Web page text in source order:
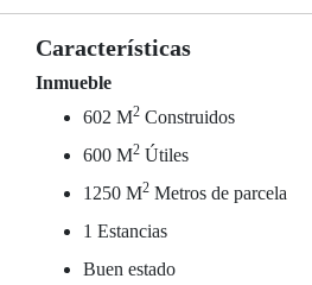
Características
Inmueble
602 M2 Construidos
600 M2 Útiles
1250 M2 Metros de parcela
1 Estancias
Buen estado